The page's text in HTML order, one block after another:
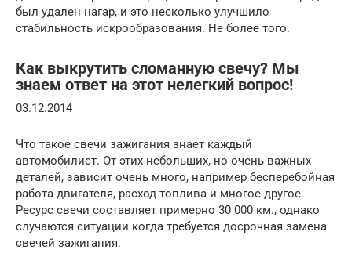
был удален нагар, и это несколько улучшило
стабильность искрообразования. Не более того.
Как выкрутить сломанную свечу? Мы
знаем ответ на этот нелегкий вопрос!
03.12.2014
Что такое свечи зажигания знает каждый
автомобилист. От этих небольших, но очень важных
деталей, зависит очень много, например бесперебойная
работа двигателя, расход топлива и многое другое.
Ресурс свечи составляет примерно 30 000 км., однако
случаются ситуации когда требуется досрочная замена
свечей зажигания.